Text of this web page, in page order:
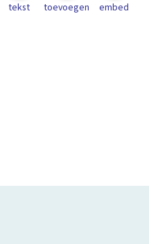
tekst toevoegen embed